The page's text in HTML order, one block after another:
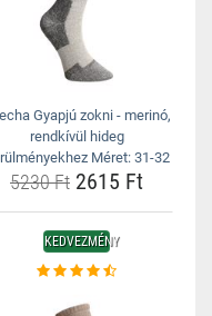
Gyapjú zokni - merinó,
rendkívül hideg
Méret: 31-32
5230 Ft 2615 Ft
KEDVEZMÉNY